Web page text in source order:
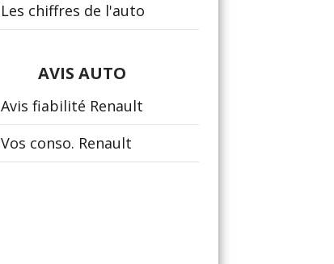
Les chiffres de l'auto
AVIS AUTO
Avis fiabilité Renault
Vos conso. Renault